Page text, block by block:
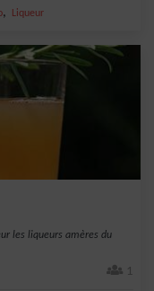
, Liqueur
les liqueurs amères du
1